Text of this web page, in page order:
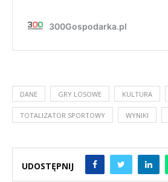
DANE GRY LOSOWE KULTURA
TOTALIZATOR SPORTOWY WYNIKI
UDOSTĘPNIJ